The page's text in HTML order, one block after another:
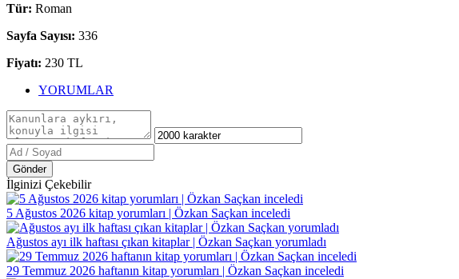
Tür: Roman
Sayfa Sayısı: 336
Fiyatı: 230 TL
YORUMLAR
Gönder
İlginizi Çekebilir
5 Ağustos 2026 kitap yorumları | Özkan Saçkan inceledi
Ağustos ayı ilk haftası çıkan kitaplar | Özkan Saçkan yorumladı
29 Temmuz 2026 haftanın kitap yorumları | Özkan Saçkan inceledi